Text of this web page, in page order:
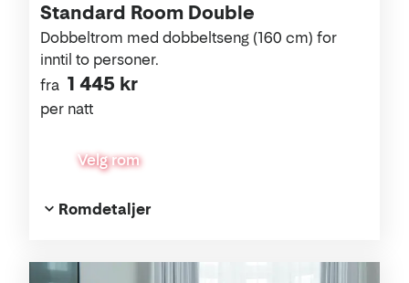
Standard Room Double
fra 1 445 kr
per natt
Dobbeltrom med dobbeltseng (160 cm) for
inntil to personer.
Velg rom
Romdetaljer